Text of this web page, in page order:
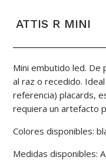
ATTIS R MINI
Mini embutido led. De
al raz o recedido.
referencia) placards,
requiera un artefacto
Colores disponibles:
Medidas disponibles: